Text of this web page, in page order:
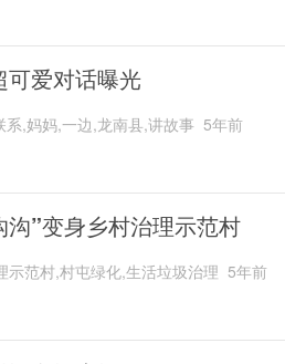
可爱对话曝光
,妈妈,一边,龙南县,讲故事 5年前
沟”变身乡村治理示范村
范村,村屯绿化,生活垃圾治理 5年前